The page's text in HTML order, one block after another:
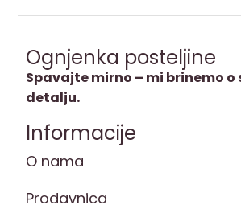
Ognjenka posteljine
Spavajte mirno – mi brinemo o
detalju.
Informacije
O nama
Prodavnica